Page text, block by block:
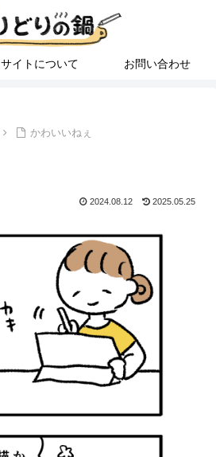
サイトについて お問い合わせ
かわいいねぇ
2024.08.12 2025.05.25